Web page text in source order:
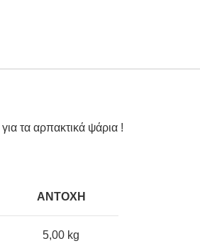
τα αρπακτικά ψάρια !
ΑΝΤΟΧΗ
5,00 kg